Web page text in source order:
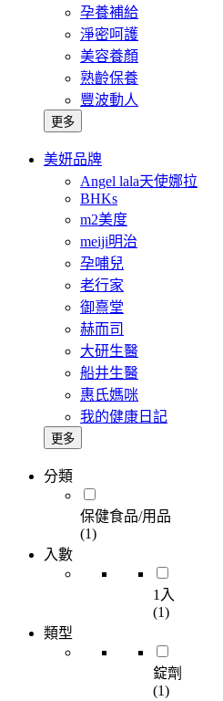
孕養補給
淨密呵護
美容養顏
熟齡保養
豐波動人
更多
美妍品牌
Angel lala天使娜拉
BHKs
m2美度
meiji明治
孕哺兒
老行家
御熹堂
赫而司
大研生醫
船井生醫
惠氏媽咪
我的健康日記
更多
分類
保健食品/用品
(1)
入數
1入
(1)
類型
錠劑
(1)